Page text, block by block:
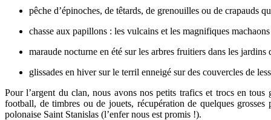
pêche d’épinoches, de têtards, de grenouilles ou de crapauds
chasse aux papillons : les vulcains et les magnifiques
maraude nocturne en été sur les arbres fruitiers dans les
glissades en hiver sur le terril enneigé sur des couvercles de
Pour l’argent du clan, nous avons nos petits trafics et trocs en tous
football, de timbres ou de jouets, récupération de quelques
polonaise Saint Stanislas (l’enfer nous est promis !).